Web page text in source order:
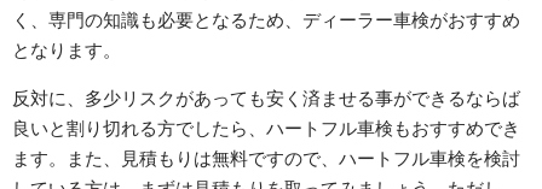
く、専門の知識も必要となるため、ディーラー車検がおすすめ
となります。
反対に、多少リスクがあっても安く済ませる事ができるならば
良いと割り切れる方でしたら、ハートフル車検もおすすめでき
ます。また、見積もりは無料ですので、ハートフル車検を検討